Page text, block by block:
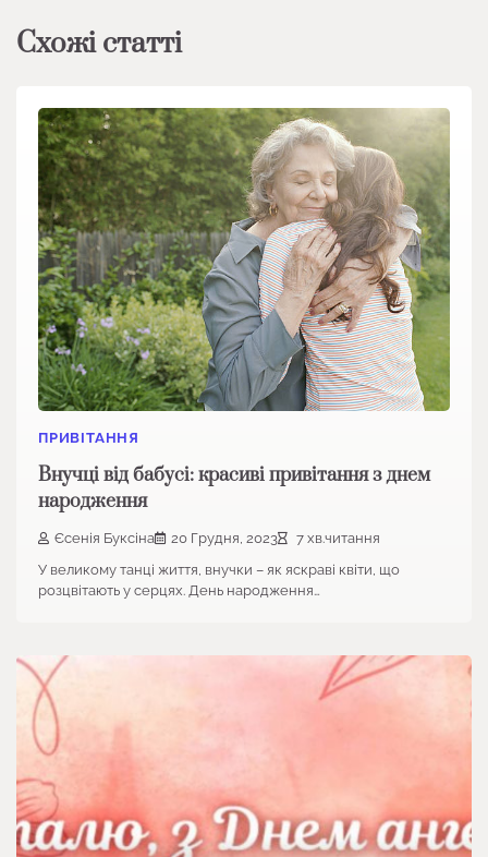
Схожі статті
ПРИВІТАННЯ
Внучці від бабусі: красиві привітання з днем
народження
Єсенія Буксіна 20 Грудня, 2023
7 хв.читання
У великому танці життя, внучки – як яскраві квіти, що
розцвітають у серцях. День народження…